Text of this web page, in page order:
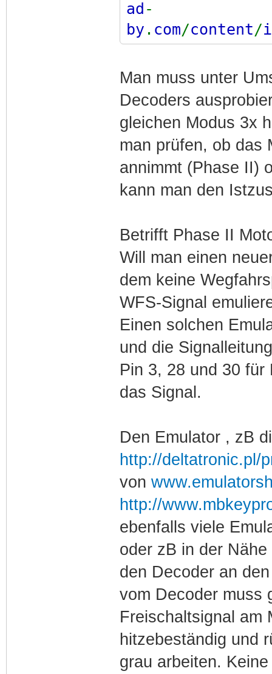
ad -
by . com/content/
ECU.pdf
Man muss unter
Decoders
gleichen Modus 3x
man prüfen, ob das
annimmt (Phase II)
kann man den
Betrifft Phase II
Will man einen
dem keine
WFS-Signal
Einen solchen
und die
Pin 3, 28 und 30
das Signal.
Den Emulator , zB
http://deltatronic.pl/
von
http://
ebenfalls viele
oder zB in der
den Decoder an
vom Decoder muss
Freischaltsignal am
hitzebeständig und
grau arbeiten.